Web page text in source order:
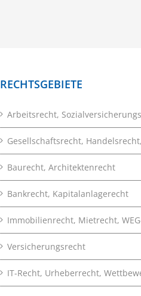
RECHTSGEBIETE
Arbeitsrecht,
Gesellschaftsrecht,
Baurecht, Architektenrecht
Bankrecht, Kapitalanlagerecht
Immobilienrecht, Mietrecht,
Versicherungsrecht
IT-Recht, Urheberrecht,